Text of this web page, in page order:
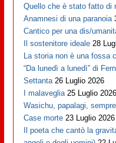
Quello che è stato fatto di
Anamnesi di una paranoia
Cantico per una dis/
Il sostenitore ideale 28
La storia non è una fossa
“Da lunedì a lunedì” di
Settanta 26 Luglio 2026
I malaveglia 25 Luglio 2026
Wasichu, papalagi,
Case morte 23 Luglio 2026
Il poeta che cantò la